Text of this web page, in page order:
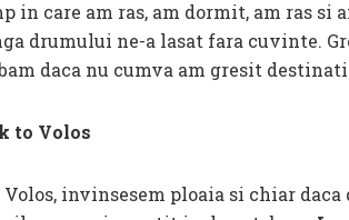
in care am ras, am dormit, am ras
drumului ne-a lasat fara cuvinte.
daca nu cumva am gresit
to Volos
invinsesem ploaia si chiar